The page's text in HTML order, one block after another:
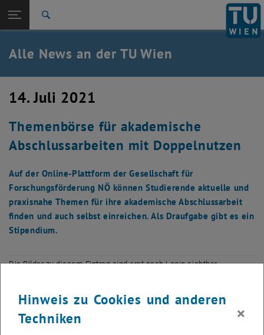
TU Login
Quicklinks
Quicklinks-Menü umschalten
Studium
Karriere
Zurück: Subseiten von TU Wien Startseite auflisten
Zurück zur letzten Ebene:
TU Wien Startseite
Übersicht
Alle News an der TU Wien
14. Juli 2021
Themenbörse für akademische
Abschlussarbeiten mit Doppelnutzen
Auf der Online-Plattform der Gesellschaft für
Forschungsförderung NÖ können Studierende aktuelle und
praxisnahe Themen für ihre akademische Abschlussarbeit
finden und auch selbst einreichen. Als Draufgabe gibt es ein
Stipendium.
Die Bilder zu diesem Eintrag sind erst nach Login sichtbar.
Welche Themen werden angeboten?
Das Amt der niederösterreichischen Landesregierung,
niederösterreichische
Hinweis zu Cookies und anderen
Techniken
×